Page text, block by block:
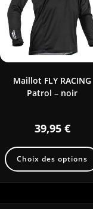
Maillot FLY RACING
Patrol – noir
39,95 €
Choix des options